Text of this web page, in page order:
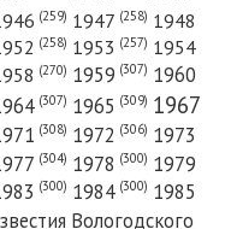
Север»
(259) 1947 (258) 1948
(258) 1953 (257) 1954
(270) 1959 (307) 1960
(307) 1965 (309) 1967
(308) 1972 (306) 1973
(304) 1978 (300) 1979
(300) 1984 (300) 1985
Вологодского